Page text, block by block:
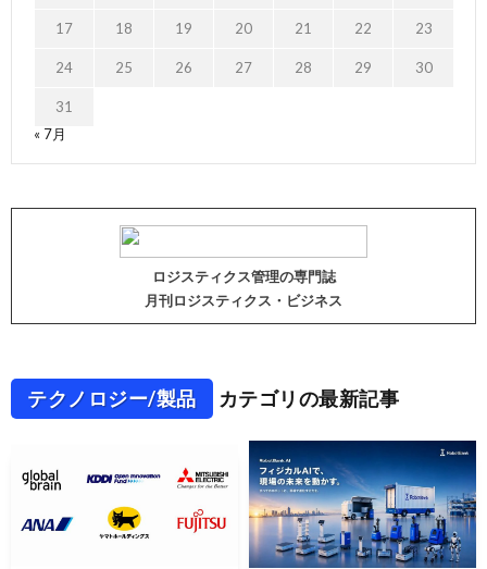
17 18 19 20 21 22 23
24 25 26 27 28 29 30
31
« 7月
ロジスティクス管理の専門誌
月刊ロジスティクス・ビジネス
テクノロジー/製品 カテゴリの最新記事